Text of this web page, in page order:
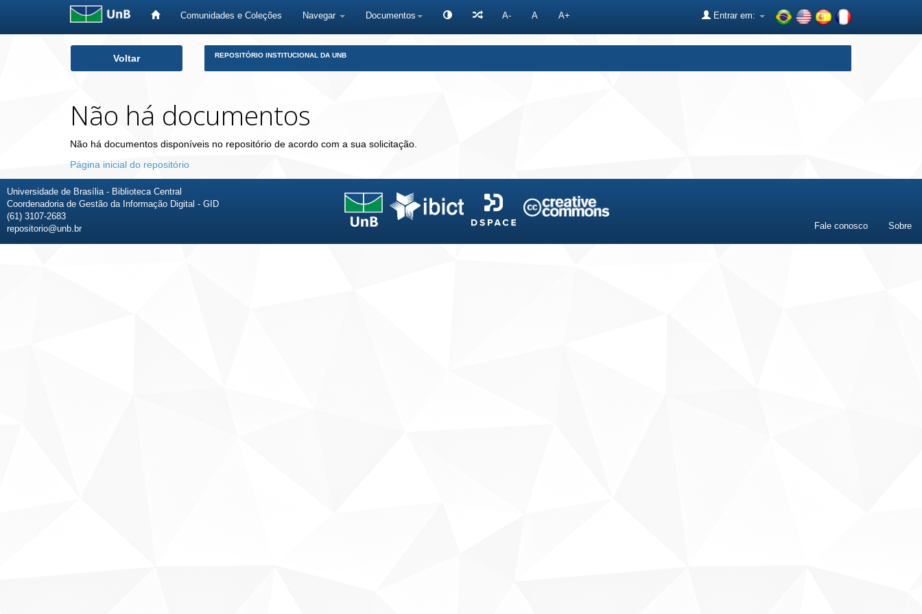
Comunidades e Coleções Navegar Documentos A- A A+ Entrar em:
Voltar REPOSITÓRIO INSTITUCIONAL DA UNB
Não há documentos
Não há documentos disponíveis no repositório de acordo com a sua solicitação.
Página inicial do repositório
Universidade de Brasília - Biblioteca Central
Coordenadoria de Gestão da Informação Digital - GID
(61) 3107-2683
repositorio@unb.br
Fale conosco Sobre